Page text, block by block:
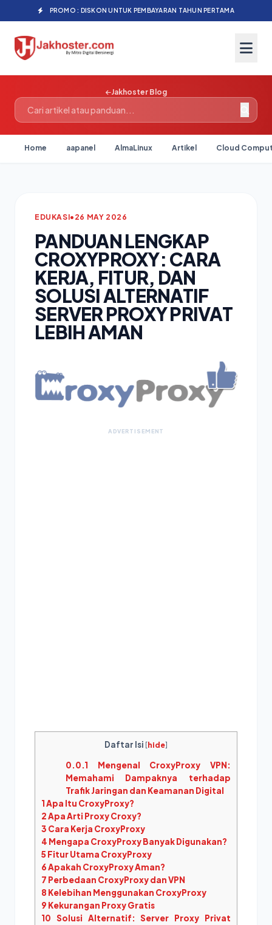
PROMO : DISKON UNTUK PEMBAYARAN TAHUN PERTAMA
Jakhoster Blog
Home aapanel AlmaLinux Artikel Cloud
EDUKASI• 26 MAY 2026
PANDUAN LENGKAP
CROXYPROXY: CARA
KERJA, FITUR, DAN
SOLUSI ALTERNATIF
SERVER PROXY PRIVAT
LEBIH AMAN
ADVERTISEMENT
Daftar Isi [hide]
0.0.1 Mengenal CroxyProxy VPN:
Memahami Dampaknya terhadap
Trafik Jaringan dan Keamanan Digital
1Apa Itu CroxyProxy?
2Apa Arti Proxy Croxy?
3 Cara Kerja CroxyProxy
4 Mengapa CroxyProxy Banyak Digunakan?
5Fitur Utama CroxyProxy
6Apakah CroxyProxy Aman?
7 Perbedaan CroxyProxy dan VPN
8 Kelebihan Menggunakan CroxyProxy
9 Kekurangan Proxy Gratis
10 Solusi Alternatif: Server Proxy Privat